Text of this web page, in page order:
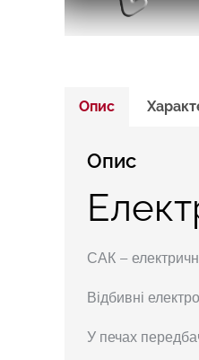
Опис
Опис
САК –
Відбивні
У печах